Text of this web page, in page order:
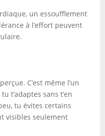
un essoufflement
à l’effort peuvent
C’est même l’un
t’adaptes sans t’en
tu évites certains
visibles seulement